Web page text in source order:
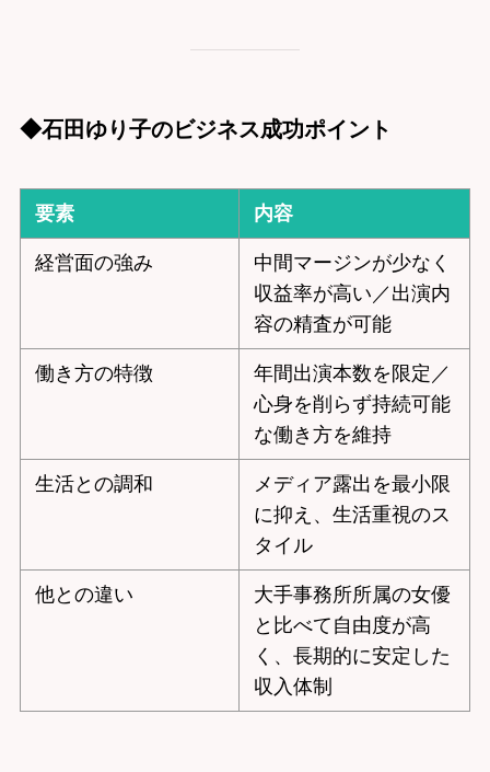
◆石田ゆり子のビジネス成功ポイント
要素 内容
経営面の強み
中間マージンが少なく
収益率が高い／出演内
容の精査が可能
働き方の特徴
年間出演本数を限定／
心身を削らず持続可能
な働き方を維持
生活との調和
メディア露出を最小限
に抑え、生活重視のス
タイル
他との違い
大手事務所所属の女優
と比べて自由度が高
く、長期的に安定した
収入体制